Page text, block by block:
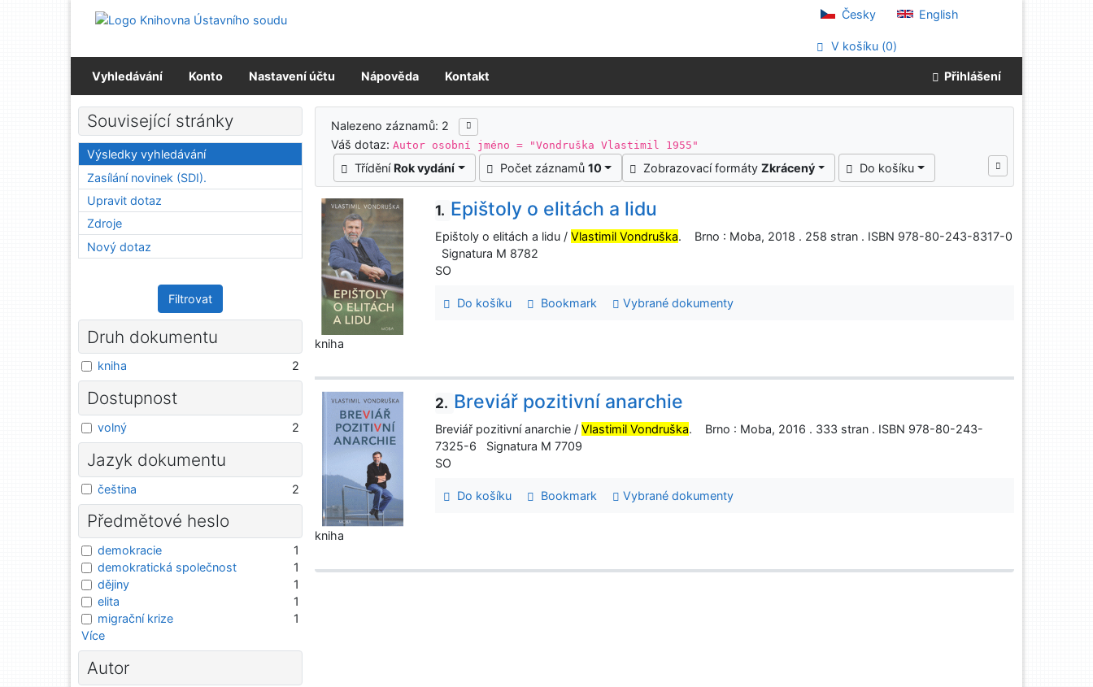
Přejít na menu
Česky English
V košíku (0)
Vyhledávání Konto Nastavení účtu Nápověda Kontakt Přihlášení
Výsledky vyhledávání
Nalezeno záznamů: 2
Váš dotaz:Autor osobní jméno = "Vondruška Vlastimil 1955"
Třídění Rok vydání Počet záznamů 10 Zobrazovací formáty Zkrácený Do košíku
1. Epištoly o elitách a lidu
Epištoly o elitách a lidu /Vlastimil Vondruška. Brno : Moba, 2018 . 258 stran . ISBN 978-80-243-8317-0
Signatura M 8782
SO
Do košíku Bookmark Vybrané dokumenty
kniha
2. Breviář pozitivní anarchie
Breviář pozitivní anarchie /Vlastimil Vondruška. Brno : Moba, 2016 . 333 stran . ISBN 978-80-243-
7325-6 Signatura M 7709
SO
Do košíku Bookmark Vybrané dokumenty
kniha
Související stránky
Výsledky vyhledávání
Zasílání novinek (SDI).
Upravit dotaz
Zdroje
Nový dotaz
Filtrovat
Druh dokumentu
kniha 2
Dostupnost
volný 2
Jazyk dokumentu
čeština 2
Předmětové heslo
demokracie
1
demokratická společnost
1
dějiny
1
elita
1
migrační krize
1
Více
Autor